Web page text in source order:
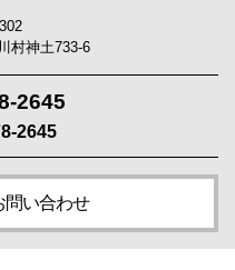
村神土733-6
2645
2645
問い合わせ